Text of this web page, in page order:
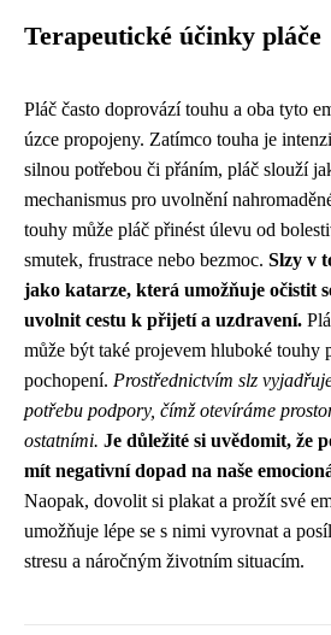
Terapeutické účinky pláče
Pláč často doprovází touhu a oba tyto
úzce propojeny. Zatímco touha je
silnou potřebou či přáním, pláč slouží
mechanismus pro uvolnění
touhy může pláč přinést úlevu od
smutek, frustrace nebo bezmoc. Slzy v
jako katarze, která umožňuje očistit
uvolnit cestu k přijetí a uzdravení.
může být také projevem hluboké touhy
pochopení. Prostřednictvím slz
potřebu podpory, čímž otevíráme
ostatními. Je důležité si uvědomit, že
mít negativní dopad na naše
Naopak, dovolit si plakat a prožít své
umožňuje lépe se s nimi vyrovnat a
stresu a náročným životním situacím.